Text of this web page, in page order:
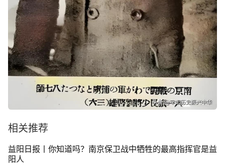
相关推荐
益阳日报丨你知道吗？南京保卫战中牺牲的最高指挥官是益
阳人